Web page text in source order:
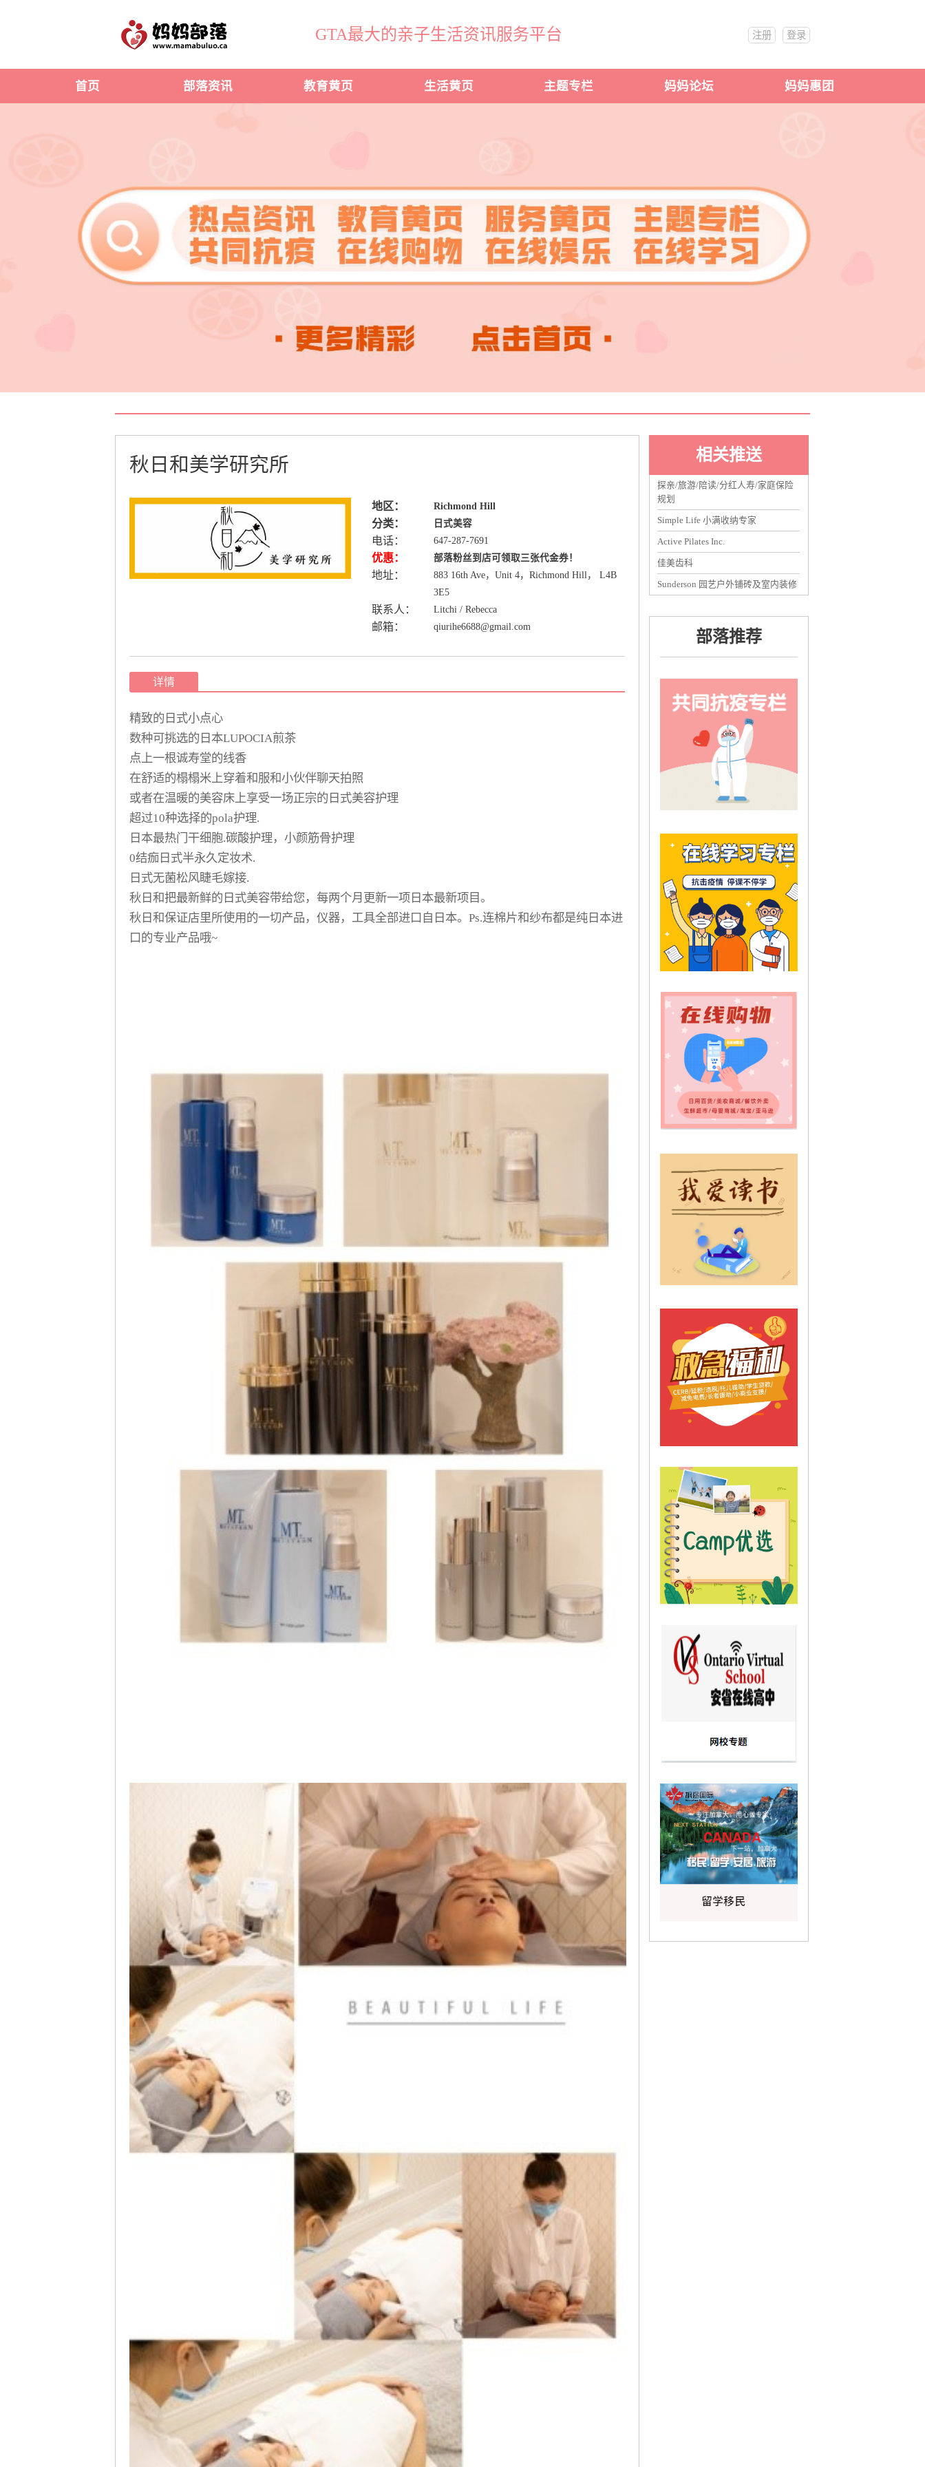
GTA最大的亲子生活资讯服务平台 注册 登录
首页 部落资讯 教育黄页 生活黄页 主题专栏 妈妈论坛 妈妈惠团
秋日和美学研究所
地区： Richmond Hill
分类： 日式美容
电话： 647-287-7691
优惠： 部落粉丝到店可领取三张代金券！
地址：
883 16th Ave，Unit 4，Richmond Hill， L4B
3E5
联系人： Litchi / Rebecca
邮箱： qiurihe6688@gmail.com
详情
精致的日式小点心
数种可挑选的日本LUPOCIA煎茶
点上一根诚寿堂的线香
在舒适的榻榻米上穿着和服和小伙伴聊天拍照
或者在温暖的美容床上享受一场正宗的日式美容护理
超过10种选择的pola护理.
日本最热门干细胞.碳酸护理，小颜筋骨护理
0结痂日式半永久定妆术.
日式无菌松风睫毛嫁接.
秋日和把最新鲜的日式美容带给您，每两个月更新一项日本最新项目。
秋日和保证店里所使用的一切产品，仪器，工具全部进口自日本。Ps.连棉片和纱布都是纯日本进
口的专业产品哦~
相关推送
探亲/旅游/陪读/分红人寿/家庭保险
规划
Simple Life 小满收纳专家
Active Pilates Inc.
佳美齿科
Sunderson 园艺户外铺砖及室内装修
部落推荐